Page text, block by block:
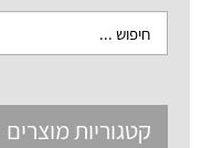
קטגוריות מוצרים